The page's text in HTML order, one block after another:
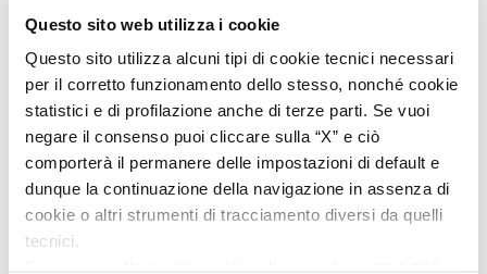
Questo sito web utilizza i cookie
Questo sito utilizza alcuni tipi di cookie tecnici necessari
per il corretto funzionamento dello stesso, nonché cookie
statistici e di profilazione anche di terze parti. Se vuoi
negare il consenso puoi cliccare sulla “X” e ciò
comporterà il permanere delle impostazioni di default e
dunque la continuazione della navigazione in assenza di
cookie o altri strumenti di tracciamento diversi da quelli
tecnici.
Modellinformationen fehlten. Die Uhr selbst ist in neuem
Zustand und weist keine Gebrauchsspuren auf. Dennoch
hätte ich bei einer hochwertigen Uhr dieser Preisklasse
erwartet, dass sie mit der vollständigen Originalpräsentation
geliefert wird. Insgesamt empfehle ich den Händler aufgrund
des guten Preises und der seriösen Abwicklung, hoffe
jedoch, dass bei zukünftigen Bestellungen mehr Wert auf
eine vollständige und originale Präsentation gelegt wird.
Verified buyer